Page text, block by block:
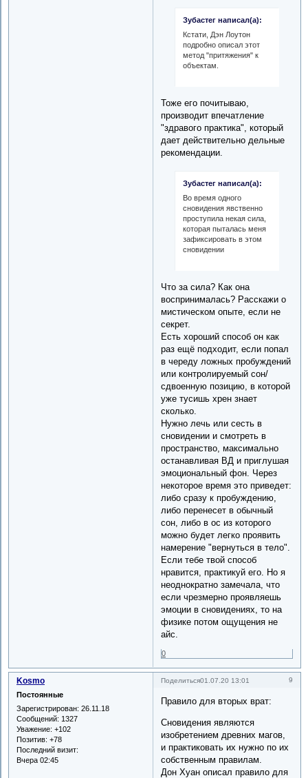
Зубастег написал(а):
Кстати, Дэн Лоутон
подробно описал этот
метод "притяжения" к
объектам.
Тоже его почитываю,
производит впечатление
"здравого практика", который
дает действительно дельные
рекомендации.
Зубастег написал(а):
Во время одного
сновидения явственно
проступила некая сила,
которая пыталась меня
зафиксировать в этом
сновидении
Что за сила? Как она
воспринималась? Расскажи о
мистическом опыте, если не
секрет.
Есть хороший способ он как
раз ещё подходит, если попал
в череду ложных пробуждений
или контролируемый сон/
сдвоенную позицию, в которой
уже тусишь хрен знает
сколько.
Нужно лечь или сесть в
сновидении и смотреть в
пространство, максимально
останавливая ВД и приглушая
эмоциональный фон. Через
некоторое время это приведет:
либо сразу к пробуждению,
либо перенесет в обычный
сон, либо в ос из которого
можно будет легко проявить
намерение "вернуться в тело".
Если тебе твой способ
нравится, практикуй его. Но я
неоднократно замечала, что
если чрезмерно проявляешь
эмоции в сновидениях, то на
физике потом ощущения не
айс.
0
Поделиться 9
01.07.20 13:01
Kosmo
Постоянные
Зарегистрирован: 26.11.18
Сообщений: 1327
Уважение: +102
Позитив: +78
Последний визит:
Вчера 02:45
Правило для вторых врат:
Сновидения являются
изобретением древних магов,
и практиковать их нужно по их
собственным правилам.
Дон Хуан описал правило для